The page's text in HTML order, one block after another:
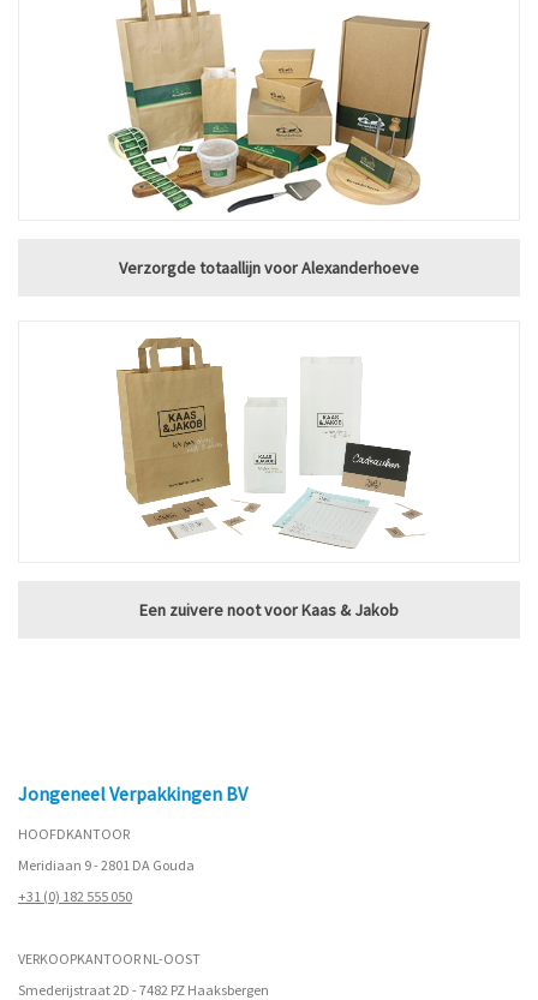
Verzorgde totaallijn voor Alexanderhoeve
Een zuivere noot voor Kaas & Jakob
Jongeneel Verpakkingen BV
HOOFDKANTOOR
Meridiaan 9 - 2801 DA Gouda
+31 (0) 182 555 050
VERKOOPKANTOOR NL-OOST
Smederijstraat 2D - 7482 PZ Haaksbergen